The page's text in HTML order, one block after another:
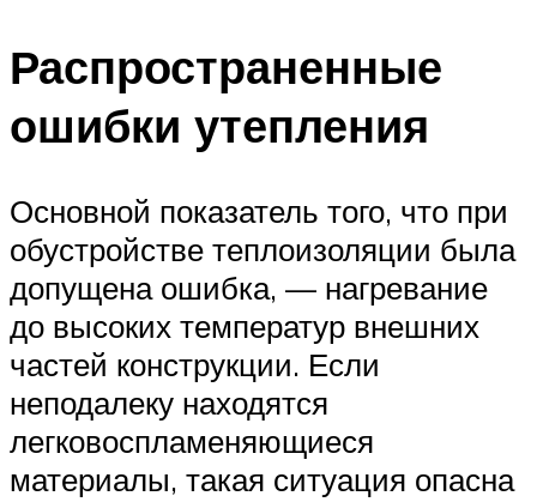
Распространенные
ошибки утепления
Основной показатель того, что при
обустройстве теплоизоляции была
допущена ошибка, — нагревание
до высоких температур внешних
частей конструкции. Если
неподалеку находятся
легковоспламеняющиеся
материалы, такая ситуация опасна